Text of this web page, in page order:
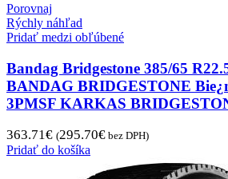
Porovnaj
Rýchly náhľad
Pridať medzi obľúbené
Bandag Bridgestone 385/65
BANDAG BRIDGESTONE
3PMSF KARKAS
363.71€ (295.70€ bez DPH)
Pridať do košíka